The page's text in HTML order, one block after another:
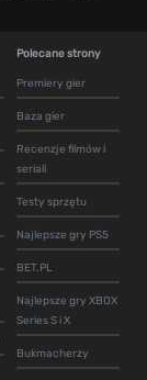
Polecane strony
Premiery gier
Baza gier
Recenzje filmów i
seriali
Testy sprzętu
Najlepsze gry PS5
BET.PL
Najlepsze gry XBOX
Series S i X
Bukmacherzy